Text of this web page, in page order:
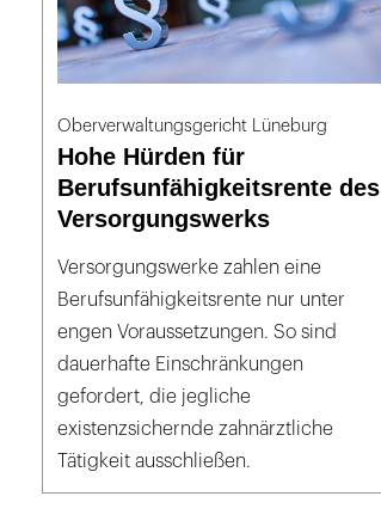
Oberverwaltungsgericht Lüneburg
Hohe Hürden für
Berufsunfähigkeitsrente des
Versorgungswerks
Versorgungswerke zahlen eine
Berufsunfähigkeitsrente nur unter
engen Voraussetzungen. So sind
dauerhafte Einschränkungen
gefordert, die jegliche
existenzsichernde zahnärztliche
Tätigkeit ausschließen.